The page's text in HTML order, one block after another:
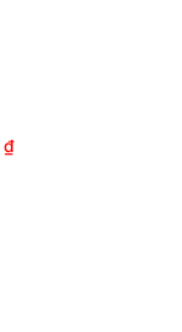
₫Giá
hiện